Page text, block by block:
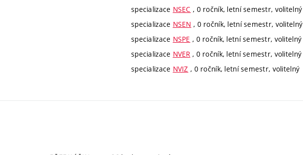
specializace NSEC , 0 ročník, letní semestr, volitelný
specializace NSEN , 0 ročník, letní semestr, volitelný
specializace NSPE , 0 ročník, letní semestr, volitelný
specializace NVER , 0 ročník, letní semestr, volitelný
specializace NVIZ , 0 ročník, letní semestr, volitelný